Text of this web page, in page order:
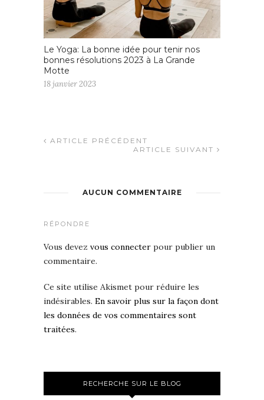
Le Yoga: La bonne idée pour tenir nos
bonnes résolutions 2023 à La Grande
Motte
18 janvier 2023
ARTICLE PRÉCÉDENT
ARTICLE SUIVANT
AUCUN COMMENTAIRE
RÉPONDRE
Vous devez vous connecter pour publier un
commentaire.
Ce site utilise Akismet pour réduire les
indésirables. En savoir plus sur la façon dont
les données de vos commentaires sont
traitées.
RECHERCHE SUR LE BLOG